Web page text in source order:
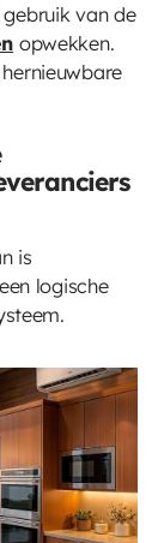
van de
opwekken.
is
logische